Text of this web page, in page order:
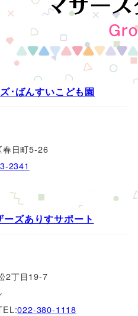
･ばんすいこども園
春日町5-26
2341
ーズありすサポート
2丁目19-7
022-380-1118